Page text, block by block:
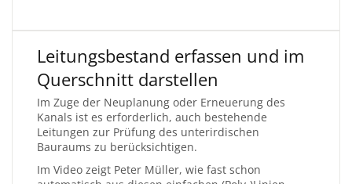
Leitungsbestand erfassen und im
Querschnitt darstellen
Im Zuge der Neuplanung oder Erneuerung des
Kanals ist es erforderlich, auch bestehende
Leitungen zur Prüfung des unterirdischen
Bauraums zu berücksichtigen.
Im Video zeigt Peter Müller, wie fast schon